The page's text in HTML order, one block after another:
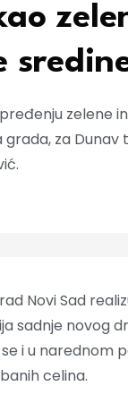
zelene
za Dunav
Novi Sad
sadnje novog
i u narednom
celina.